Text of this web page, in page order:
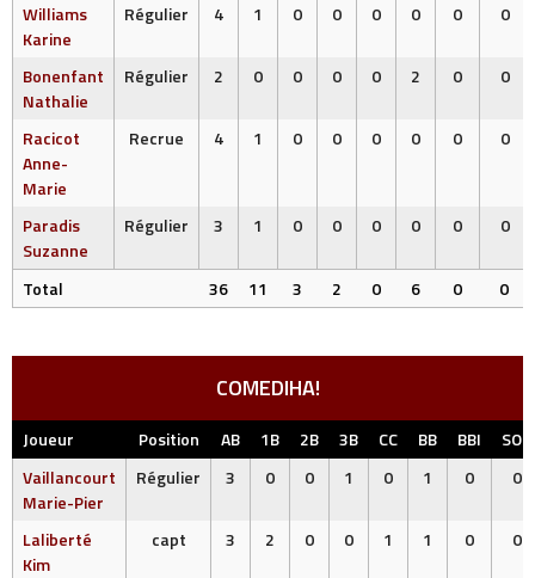
Williams
Karine
Régulier 4 1 0 0 0 0 0 0
Bonenfant
Nathalie
Régulier 2 0 0 0 0 2 0 0
Racicot
Anne-
Marie
Recrue 4 1 0 0 0 0 0 0
Paradis
Suzanne
Régulier 3 1 0 0 0 0 0 0
Total 36 11 3 2 0 6 0 0
COMEDIHA!
Joueur Position AB 1B 2B 3B CC BB BBI
SOE
Vaillancourt
Marie-Pier
Régulier 3 0 0 1 0 1 0 0
Laliberté
Kim
capt 3 2 0 0 1 1 0 0